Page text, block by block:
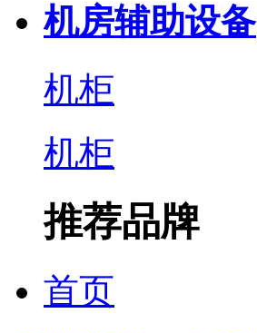
机房辅助设备
机柜
机柜
推荐品牌
首页